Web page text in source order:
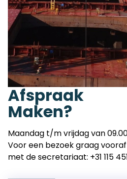
Afspraak
Maken?
Maandag t/m vrijdag van
Voor een bezoek graag
met de secretariaat: +31 115